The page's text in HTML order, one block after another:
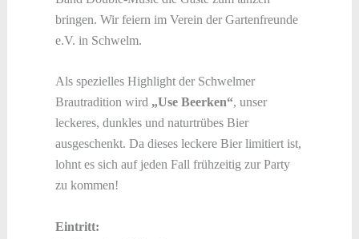
bringen. Wir feiern im Verein der Gartenfreunde
e.V. in Schwelm.
Als spezielles Highlight der Schwelmer
Brautradition wird „Use Beerken“, unser
leckeres, dunkles und naturtrübes Bier
ausgeschenkt. Da dieses leckere Bier limitiert ist,
lohnt es sich auf jeden Fall frühzeitig zur Party
zu kommen!
Eintritt: